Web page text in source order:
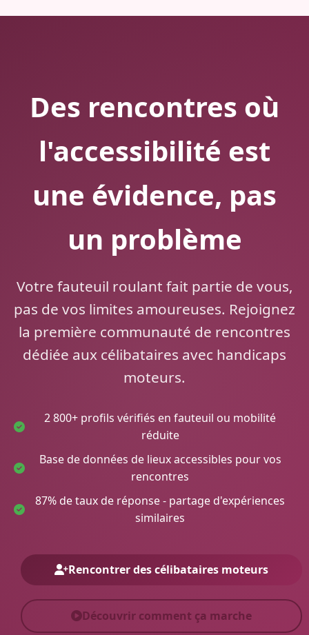
Des rencontres où
l'accessibilité est
une évidence, pas
un problème
Votre fauteuil roulant fait partie de vous,
pas de vos limites amoureuses. Rejoignez
la première communauté de rencontres
dédiée aux célibataires avec handicaps
moteurs.
2 800+ profils vérifiés en fauteuil ou mobilité
réduite
Base de données de lieux accessibles pour vos
rencontres
87% de taux de réponse - partage d'expériences
similaires
Rencontrer des célibataires moteurs
Découvrir comment ça marche